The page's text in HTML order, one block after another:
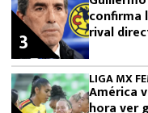
confirma
rival
3
LIGA MX
América
hora ver